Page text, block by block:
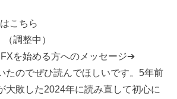
こちら
調整中）
FXを始める方へのメッセージ➔
たのでぜひ読んでほしいです。5年前
大敗した2024年に読み直して初心に